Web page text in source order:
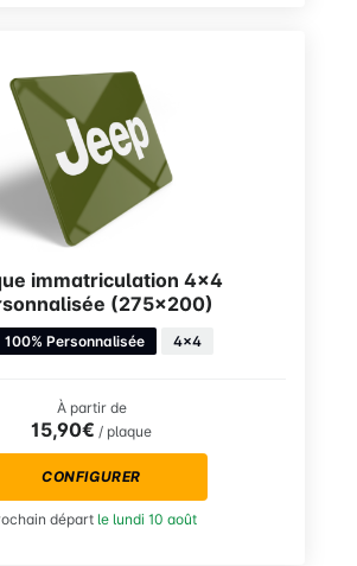
immatriculation 4×4
(275×200)
100% Personnalisée 4x4
À partir de
15,90€ / plaque
CONFIGURER
départ le lundi 10 août